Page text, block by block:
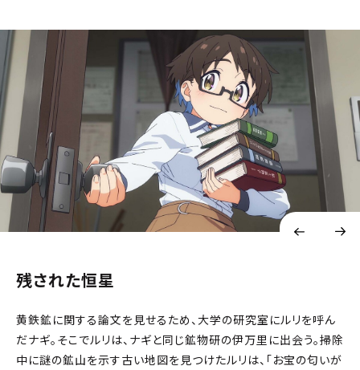
残された恒星
黄鉄鉱に関する論文を見せるため、大学の研究室にルリを呼ん
だナギ。そこでルリは、ナギと同じ鉱物研の伊万里に出会う。掃除
中に謎の鉱山を示す古い地図を見つけたルリは、「お宝の匂いが